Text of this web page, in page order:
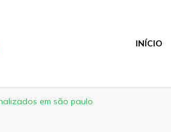
INÍCIO
em são paulo